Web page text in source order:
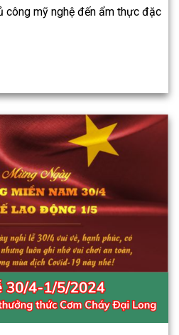
công mỹ nghệ đến ẩm thực đặc